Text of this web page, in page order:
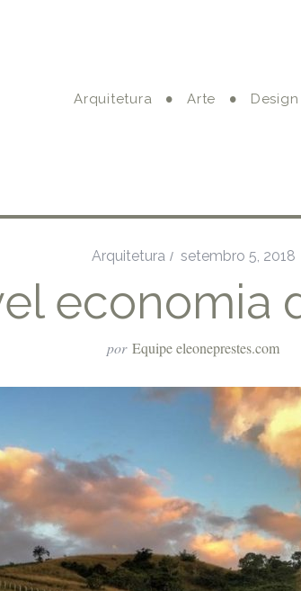
Arquitetura Arte Design
Arquitetura setembro 5, 2018
economia
por Equipe eleoneprestes.com